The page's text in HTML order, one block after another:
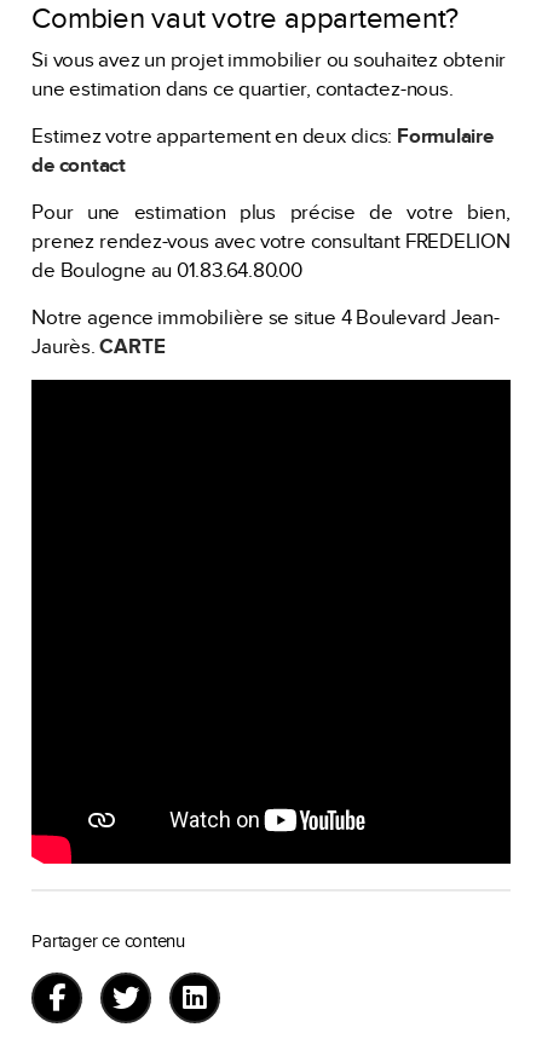
Combien vaut votre appartement?
Si vous avez un projet immobilier ou souhaitez obtenir
une estimation dans ce quartier, contactez-nous.
Estimez votre appartement en deux clics: Formulaire
de contact
Pour une estimation plus précise de votre bien,
prenez rendez-vous avec votre consultant FREDELION
de Boulogne au 01.83.64.80.00
Notre agence immobilière se situe 4 Boulevard Jean-
Jaurès.CARTE
Partager ce contenu